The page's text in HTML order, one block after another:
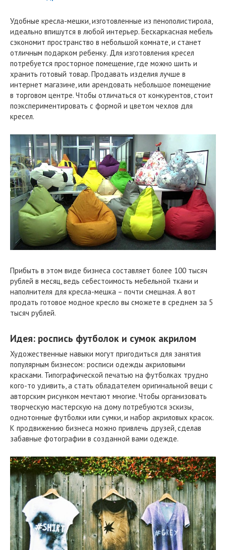
Удобные кресла-мешки, изготовленные из пенополистирола,
идеально впишутся в любой интерьер. Бескаркасная мебель
сэкономит пространство в небольшой комнате, и станет
отличным подарком ребенку. Для изготовления кресел
потребуется просторное помещение, где можно шить и
хранить готовый товар. Продавать изделия лучше в
интернет магазине, или арендовать небольшое помещение
в торговом центре. Чтобы отличаться от конкурентов, стоит
поэкспериментировать с формой и цветом чехлов для
кресел.
Прибыть в этом виде бизнеса составляет более 100 тысяч
рублей в месяц, ведь себестоимость мебельной ткани и
наполнителя для кресла-мешка – почти смешная. А вот
продать готовое модное кресло вы сможете в среднем за 5
тысяч рублей.
Идея: роспись футболок и сумок акрилом
Художественные навыки могут пригодиться для занятия
популярным бизнесом: росписи одежды акриловыми
красками. Типографической печатью на футболках трудно
кого-то удивить, а стать обладателем оригинальной вещи с
авторским рисунком мечтают многие. Чтобы организовать
творческую мастерскую на дому потребуются эскизы,
однотонные футболки или сумки, и набор акриловых красок.
К продвижению бизнеса можно привлечь друзей, сделав
забавные фотографии в созданной вами одежде.